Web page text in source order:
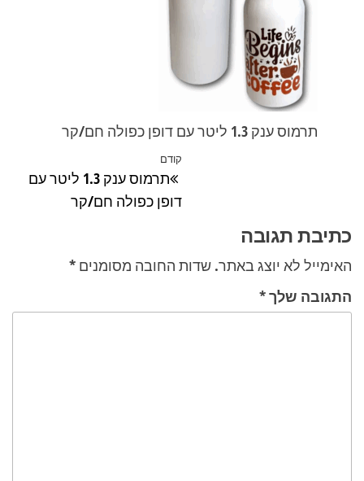
תרמוס ענק 1.3 ליטר עם דופן כפולה חם/קר
הפוסט
הקודם
קודם
תרמוס ענק 1.3 ליטר עם
דופן כפולה חם/קר
כתיבת תגובה
האימייל לא יוצג באתר. שדות החובה מסומנים *
התגובה שלך*